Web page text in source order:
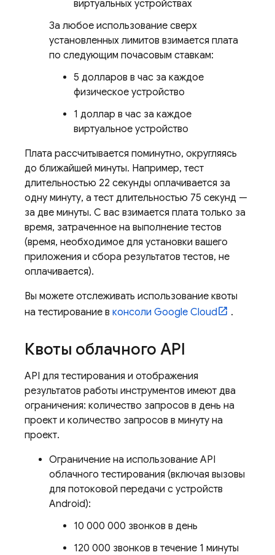
виртуальных устройствах
За любое использование сверх
установленных лимитов взимается плата
по следующим почасовым ставкам:
5 долларов в час за каждое
физическое устройство
1 доллар в час за каждое
виртуальное устройство
Плата рассчитывается поминутно, округляясь
до ближайшей минуты. Например, тест
длительностью 22 секунды оплачивается за
одну минуту, а тест длительностью 75 секунд —
за две минуты. С вас взимается плата только за
время, затраченное на выполнение тестов
(время, необходимое для установки вашего
приложения и сбора результатов тестов, не
оплачивается).
Вы можете отслеживать использование квоты
на тестирование в консоли Google Cloud .
Квоты облачного API
API для тестирования и отображения
результатов работы инструментов имеют два
ограничения: количество запросов в день на
проект и количество запросов в минуту на
проект.
Ограничение на использование API
облачного тестирования (включая вызовы
для потоковой передачи с устройств
Android):
10 000 000 звонков в день
120 000 звонков в течение 1 минуты